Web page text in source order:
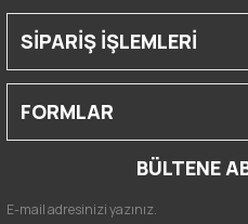
SİPARİŞ İŞLEMLERİ
FORMLAR
BÜLTENE